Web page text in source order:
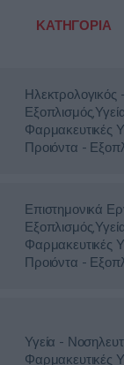
ΚΑΤΗΓΟΡΙΑ
Ηλεκτρολογικός
Φαρμακευτικές
Προιόντα -
Επιστημονικά
Φαρμακευτικές
Προιόντα -
Υγεία -
Φαρμακευτικές